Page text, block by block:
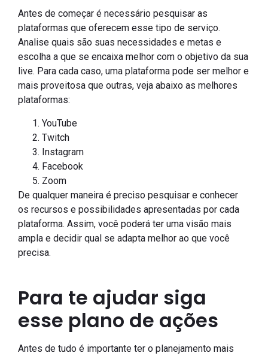
Antes de começar é necessário pesquisar as
plataformas que oferecem esse tipo de serviço.
Analise quais são suas necessidades e metas e
escolha a que se encaixa melhor com o objetivo da sua
live. Para cada caso, uma plataforma pode ser melhor e
mais proveitosa que outras, veja abaixo as melhores
plataformas:
YouTube
Twitch
Instagram
Facebook
Zoom
De qualquer maneira é preciso pesquisar e conhecer
os recursos e possibilidades apresentadas por cada
plataforma. Assim, você poderá ter uma visão mais
ampla e decidir qual se adapta melhor ao que você
precisa.
Para te ajudar siga
esse plano de ações
Antes de tudo é importante ter o planejamento mais